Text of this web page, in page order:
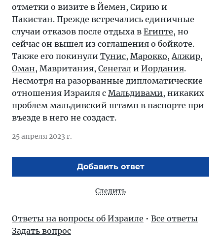
отметки о визите в Йемен, Сирию и
Пакистан. Прежде встречались единичные
случаи отказов после отдыха в Египте, но
сейчас он вышел из соглашения о бойкоте.
Также его покинули Тунис, Марокко,Алжир,
Оман, Мавритания, Сенегал и Иордания.
Несмотря на разорванные дипломатические
отношения Израиля с Мальдивами, никаких
проблем мальдивский штамп в паспорте при
въезде в него не создаст.
25 апреля 2023 г.
Добавить ответ
Следить
Ответы на вопросы об Израиле • Все ответы
Задать вопрос